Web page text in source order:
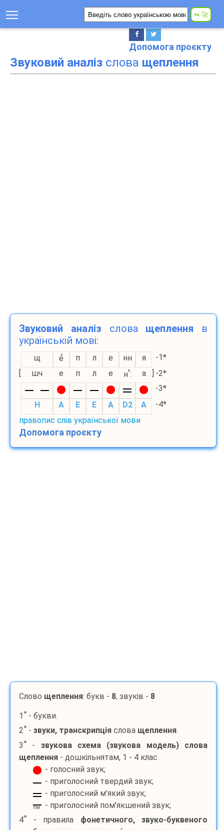
Допомога проєкту
Звуковий аналіз слова щеплення
Звуковий аналіз слова щеплення в
українській мові:
щ е п л е нн я
-1*
[
шч е п л е н’: а ] -2*
-3*
H
A E E A D2 A
-4*
правопис слів української мови
Допомога проєкту
Слово щеплення: букв - 8, звуків - 8
1 * - букви.
2* - звуки, транскрипція слова щеплення.
3* - звукова схема (звукова модель) слова
щеплення - дошкільнятам, 1 - 4 клас
- голосний звук;
- приголосний твердий звук;
- приголосний м'який звук;
пм
- приголосний пом'якшений звук;
4* - правила фонетичного, звуко-буквеного